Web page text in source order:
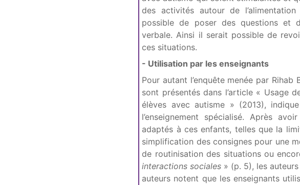
des activités autour de
possible de poser des questions et
verbale. Ainsi il serait possible de
ces situations.
- Utilisation par les enseignants
Pour autant l’enquête menée par
sont présentés dans l’article « Usage
élèves avec autisme » (2013),
l’enseignement spécialisé. Après
adaptés à ces enfants, telles que la
simplification des consignes pour une
de routinisation des situations ou
interactions sociales » (p. 5), les
auteurs notent que les enseignants